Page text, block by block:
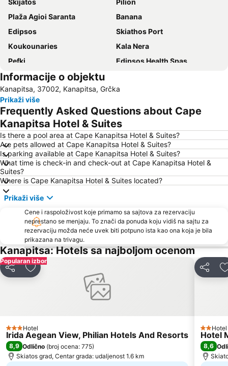
Skijatos
Pilion
Plaža Agioi Saranta
Banana
Edipsos
Skiathos Port
Κoukounaries
Kala Nera
Pefki
Edipsos Health Spas
Agios Ioannis
Agria
Chorefto
Achladies
Milopotamos
Damouchari
Alykes
Plaka
Kastri
To τρενάκι του Πηλίου
Ovrios
Kolios
Agia Paraskevi
Agia Eleni
Neo Klima
Μilia
Papa Nero
Volos stadium
Informacije o objektu
Kanapitsa, 37002, Kanapitsa, Grčka
Prikaži više
Frequently Asked Questions about Cape
Kanapitsa Hotel & Suites
Is there a pool area at Cape Kanapitsa Hotel & Suites?
Are pets allowed at Cape Kanapitsa Hotel & Suites?
Is parking available at Cape Kanapitsa Hotel & Suites?
What time is check-in and check-out at Cape Kanapitsa Hotel &
Suites?
Where is Cape Kanapitsa Hotel & Suites located?
Prikaži više
Cene i raspoloživost koje primamo sa sajtova za rezervaciju
neprestano se menjaju. To znači da ponuda koju vidiš na sajtu za
rezervaciju možda neće uvek biti potpuno ista kao ona koja je bila
prikazana na trivagu.
Kanapitsa: Hotels sa najboljom ocenom
Popularan izbor
Deli Dodati u favorite
3 Zvezdice
Hotel
Irida Aegean View, Philian Hotels And Resorts
8,9 Odlično (broj ocena: 775)
Skiatos grad, Centar grada: udaljenost 1.6 km
Deli
2 Hotel
Hotel
8,6